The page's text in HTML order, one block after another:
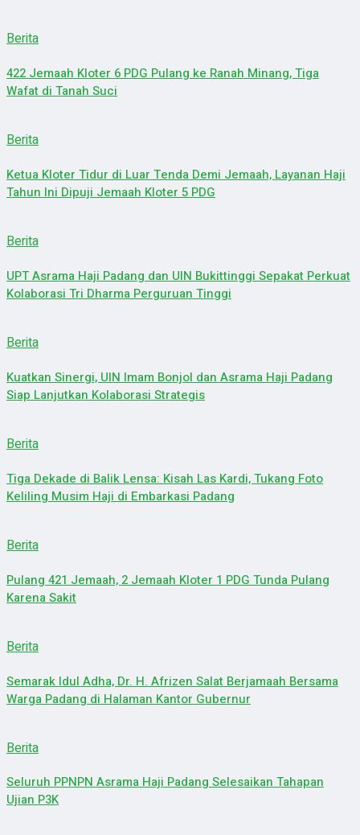
Berita
422 Jemaah Kloter 6 PDG Pulang ke Ranah Minang, Tiga
Wafat di Tanah Suci
Berita
Ketua Kloter Tidur di Luar Tenda Demi Jemaah, Layanan Haji
Tahun Ini Dipuji Jemaah Kloter 5 PDG
Berita
UPT Asrama Haji Padang dan UIN Bukittinggi Sepakat Perkuat
Kolaborasi Tri Dharma Perguruan Tinggi
Berita
Kuatkan Sinergi, UIN Imam Bonjol dan Asrama Haji Padang
Siap Lanjutkan Kolaborasi Strategis
Berita
Tiga Dekade di Balik Lensa: Kisah Las Kardi, Tukang Foto
Keliling Musim Haji di Embarkasi Padang
Berita
Pulang 421 Jemaah, 2 Jemaah Kloter 1 PDG Tunda Pulang
Karena Sakit
Berita
Semarak Idul Adha, Dr. H. Afrizen Salat Berjamaah Bersama
Warga Padang di Halaman Kantor Gubernur
Berita
Seluruh PPNPN Asrama Haji Padang Selesaikan Tahapan
Ujian P3K